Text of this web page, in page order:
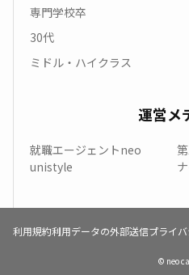
専門学校卒
30代
ミドル・ハイクラス
運営メ
就職エージェントneo
unistyle
利用規約利用データの外部送信プライ
© neo